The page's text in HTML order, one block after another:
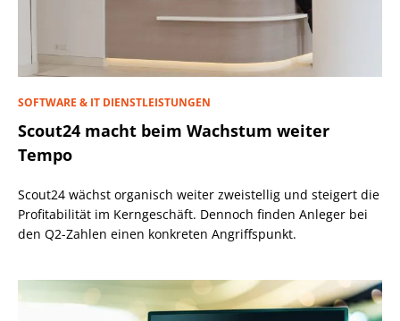
SOFTWARE & IT DIENSTLEISTUNGEN
Scout24 macht beim Wachstum weiter
Tempo
Scout24 wächst organisch weiter zweistellig und steigert die
Profitabilität im Kerngeschäft. Dennoch finden Anleger bei
den Q2-Zahlen einen konkreten Angriffspunkt.